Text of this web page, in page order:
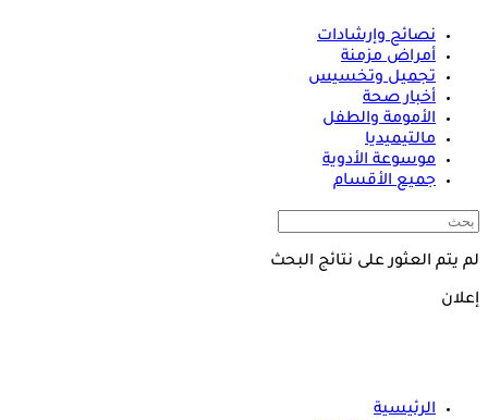
نصائح وإرشادات
أمراض مزمنة
تجميل وتخسيس
أخبار صحة
الأمومة والطفل
مالتيميديا
موسوعة الأدوية
جميع الأقسام
لم يتم العثور على نتائج البحث
إعلان
الرئيسية